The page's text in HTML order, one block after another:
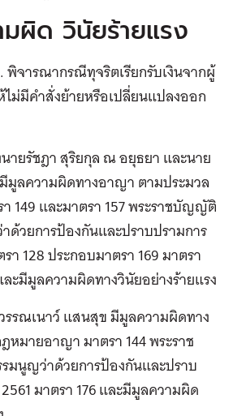
มผิด วินัยร้ายแรง
จารณากรณีทุจริตเรียกรับเงินจากผู้
ม่มีคำสั่งย้ายหรือเปลี่ยนแปลงออก
ายรัชฎา สุริยกุล ณ อยุธยา และนาย
มูลความผิดทางอาญา ตามประมวล
149 และมาตรา 157 พระราชบัญญัติ
ด้วยการป้องกันและปราบปรามการ
า 128 ประกอบมาตรา 169 มาตรา
ละมีมูลความผิดทางวินัยอย่างร้ายแรง
รรณเนาว์ แสนสุข มีมูลความผิดทาง
มายอาญา มาตรา 144 พระราช
นูญว่าด้วยการป้องกันและปราบ
มาตรา 176 และมีมูลความผิด